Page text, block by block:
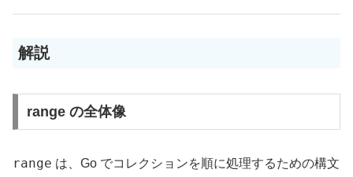
解説
range の全体像
range は、Go でコレクションを順に処理するための構文